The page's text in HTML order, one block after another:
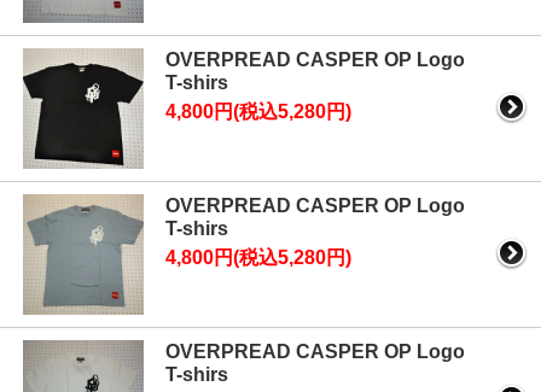
OVERPREAD CASPER OP Logo
T-shirs
4,800円(税込5,280円)
OVERPREAD CASPER OP Logo
T-shirs
4,800円(税込5,280円)
OVERPREAD CASPER OP Logo
T-shirs